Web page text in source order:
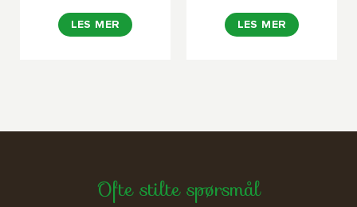
LES MER LES MER
Ofte stilte spørsmål